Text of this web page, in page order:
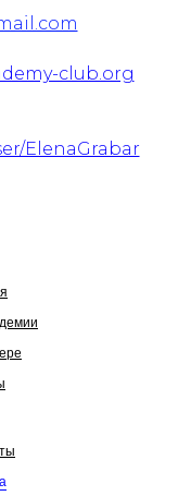
club.org
ElenaGrabar